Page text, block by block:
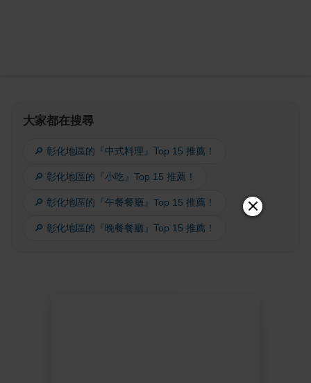
大家都在搜尋
🔎 彰化地區的『中式料理』Top 15 推薦！
🔎 彰化地區的『小吃』Top 15 推薦！
🔎 彰化地區的『午餐餐廳』Top 15 推薦！
🔎 彰化地區的『晚餐餐廳』Top 15 推薦！